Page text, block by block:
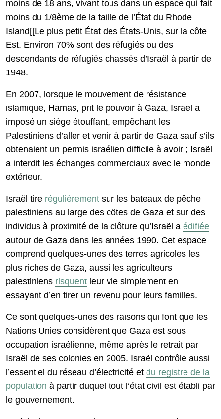
moins de 18 ans, vivant tous dans un espace qui fait
moins du 1/8ème de la taille de l’État du Rhode
Island[[Le plus petit État des États-Unis, sur la côte
Est. Environ 70% sont des réfugiés ou des
descendants de réfugiés chassés d’Israël à partir de
1948.
En 2007, lorsque le mouvement de résistance
islamique, Hamas, prit le pouvoir à Gaza, Israël a
imposé un siège étouffant, empêchant les
Palestiniens d’aller et venir à partir de Gaza sauf s’ils
obtenaient un permis israélien difficile à avoir ; Israël
a interdit les échanges commerciaux avec le monde
extérieur.
Israël tire régulièrement sur les bateaux de pêche
palestiniens au large des côtes de Gaza et sur des
individus à proximité de la clôture qu’Israël a édifiée
autour de Gaza dans les années 1990. Cet espace
comprend quelques-unes des terres agricoles les
plus riches de Gaza, aussi les agriculteurs
palestiniens risquent leur vie simplement en
essayant d’en tirer un revenu pour leurs familles.
Ce sont quelques-unes des raisons qui font que les
Nations Unies considèrent que Gaza est sous
occupation israélienne, même après le retrait par
Israël de ses colonies en 2005. Israël contrôle aussi
l’essentiel du réseau d’électricité et du registre de la
population à partir duquel tout l‘état civil est établi par
le gouvernement.